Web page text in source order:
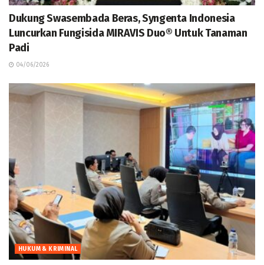
Dukung Swasembada Beras, Syngenta Indonesia
Luncurkan Fungisida MIRAVIS Duo® Untuk Tanaman
Padi
04/06/2026
HUKUM & KRIMINAL